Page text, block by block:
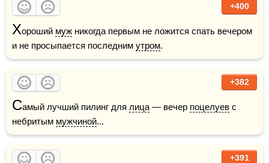
+400
Хороший муж никогда первым не ложится спать вечером
и не просыпается последним утром.
+382
Самый лучший пилинг для лица — вечер поцелуев с
небритым мужчиной...
+391